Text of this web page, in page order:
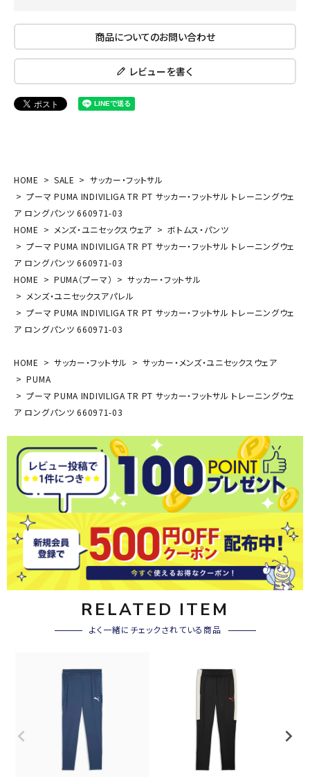
商品についてのお問い合わせ
レビューを書く
HOME SALE
サッカー・フットサル
プーマ PUMA INDIVILIGA TR PT サッカー・フットサル トレーニングウェ
ア ロングパンツ 660971-03
HOME
メンズ・ユニセックスウェア
ボトムス・パンツ
プーマ PUMA INDIVILIGA TR PT サッカー・フットサル トレーニングウェ
ア ロングパンツ 660971-03
HOME
PUMA（プーマ）
サッカー・フットサル
メンズ・ユニセックスアパレル
プーマ PUMA INDIVILIGA TR PT サッカー・フットサル トレーニングウェ
ア ロングパンツ 660971-03
HOME サッカー・フットサル
サッカー・メンズ・ユニセックスウェア
PUMA
プーマ PUMA INDIVILIGA TR PT サッカー・フットサル トレーニングウェ
ア ロングパンツ 660971-03
RELATED ITEM
よく一緒にチェックされている商品